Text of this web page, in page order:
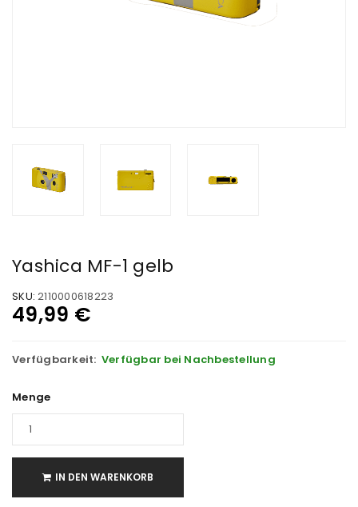
Yashica MF-1 gelb
SKU: 2110000618223
49,99 €
Verfügbarkeit: Verfügbar bei Nachbestellung
Menge
IN DEN WARENKORB